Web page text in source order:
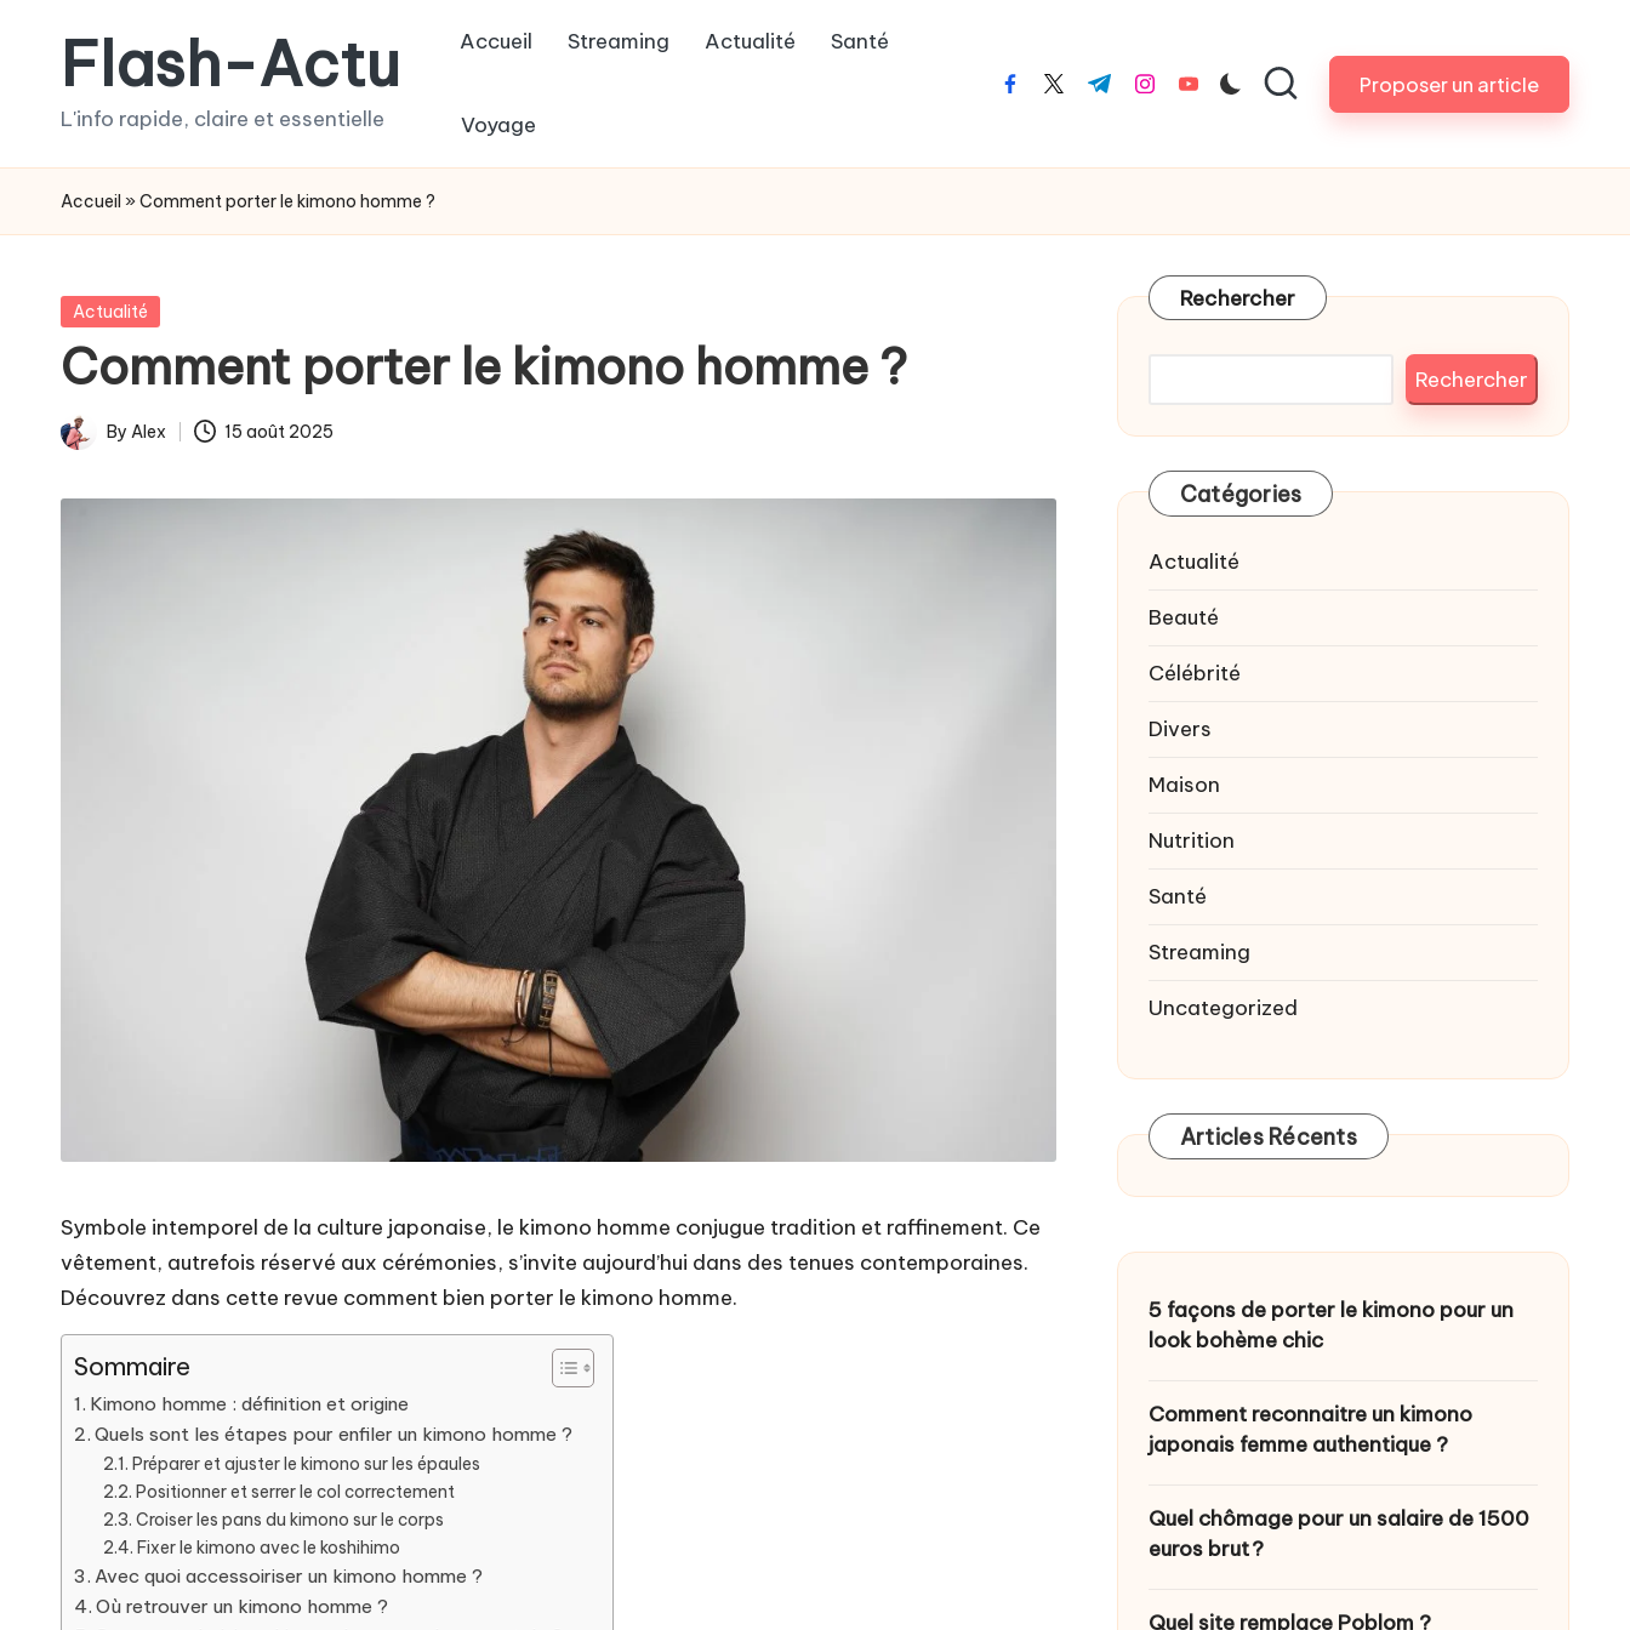
content
Flash-Actu
L'info rapide, claire et essentielle
Accueil Streaming Actualité Santé
Voyage
facebook.com
twitter.com
t.me instagram.com
youtube.com Proposer un article
Accueil » Comment porter le kimono homme ?
Posted
Actualité
Comment porter le kimono homme ?
Posted
By Alex 15 août 2025
Symbole intemporel de la culture japonaise, le kimono homme conjugue tradition et raffinement. Ce
vêtement, autrefois réservé aux cérémonies, s’invite aujourd’hui dans des tenues contemporaines.
Découvrez dans cette revue comment bien porter le kimono homme.
Sommaire
Kimono homme : définition et origine
Quels sont les étapes pour enfiler un kimono homme ?
Préparer et ajuster le kimono sur les épaules
Positionner et serrer le col correctement
Croiser les pans du kimono sur le corps
Fixer le kimono avec le koshihimo
Avec quoi accessoiriser un kimono homme ?
Où retrouver un kimono homme ?
Rechercher
Rechercher
Catégories
Actualité
Beauté
Célébrité
Divers
Maison
Nutrition
Santé
Streaming
Uncategorized
Articles Récents
5 façons de porter le kimono pour un
look bohème chic
Comment reconnaitre un kimono
japonais femme authentique ?
Quel chômage pour un salaire de 1500
euros brut ?
Quel site remplace Poblom ?